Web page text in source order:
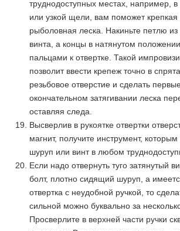
труднодоступных местах, например, в
или узкой щели, вам поможет крепкая
рыболовная леска. Накиньте петлю
винта, а концы в натянутом
пальцами к отвертке. Такой
позволит ввести крепеж точно в
резьбовое отверстие и сделать
окончательном затягивании леска
оставляя следа.
Высверлив в рукоятке отвертки
магнит, получите инструмент,
шуруп или винт в любом
Если надо отвернуть туго затянутый
болт, плотно сидящий шуруп, а
отвертка с неудобной ручкой, то
сильной можно буквально за
Просверлите в верхней части ручки